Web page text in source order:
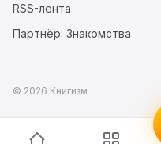
RSS-лента
Партнёр: Знакомства
© 2026 Книгизм